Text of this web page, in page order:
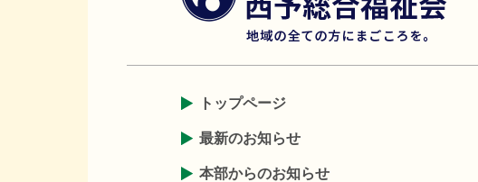
トップページ
最新のお知らせ
本部からのお知らせ